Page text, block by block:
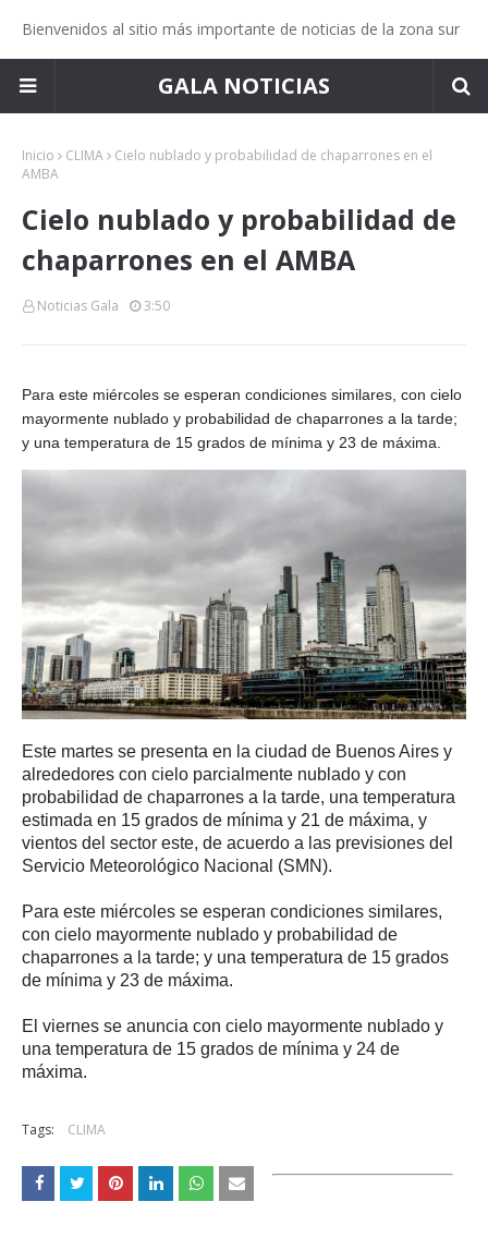
Bienvenidos al sitio más importante de noticias de la zona sur
GALA NOTICIAS
Inicio CLIMA
Cielo nublado y probabilidad de chaparrones en el
AMBA
Cielo nublado y probabilidad de
chaparrones en el AMBA
Noticias Gala 3:50
Para este miércoles se esperan condiciones similares, con cielo
mayormente nublado y probabilidad de chaparrones a la tarde;
y una temperatura de 15 grados de mínima y 23 de máxima.
Este martes se presenta en la ciudad de Buenos Aires y
alrededores con cielo parcialmente nublado y con
probabilidad de chaparrones a la tarde, una temperatura
estimada en 15 grados de mínima y 21 de máxima, y
vientos del sector este, de acuerdo a las previsiones del
Servicio Meteorológico Nacional (SMN).
Para este miércoles se esperan condiciones similares,
con cielo mayormente nublado y probabilidad de
chaparrones a la tarde; y una temperatura de 15 grados
de mínima y 23 de máxima.
El viernes se anuncia con cielo mayormente nublado y
una temperatura de 15 grados de mínima y 24 de
máxima.
Tags: CLIMA